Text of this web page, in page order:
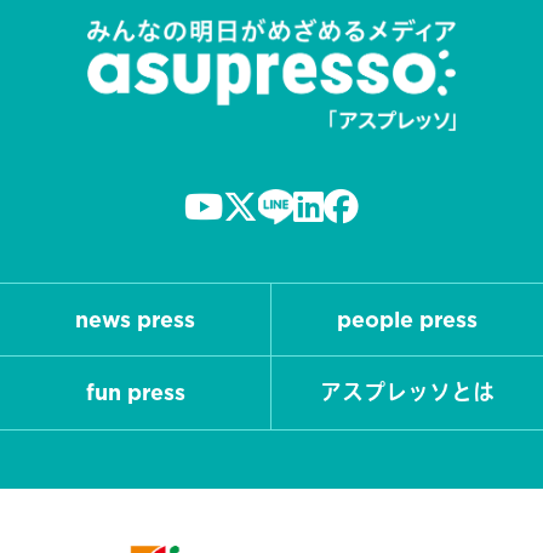
news press people press
fun press アスプレッソとは